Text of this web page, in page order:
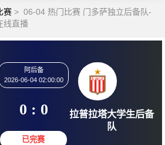
赛 > 06-04 热门比赛 门多萨独立后备队-
线直播
阿后备
2026-06-04 02:00:00